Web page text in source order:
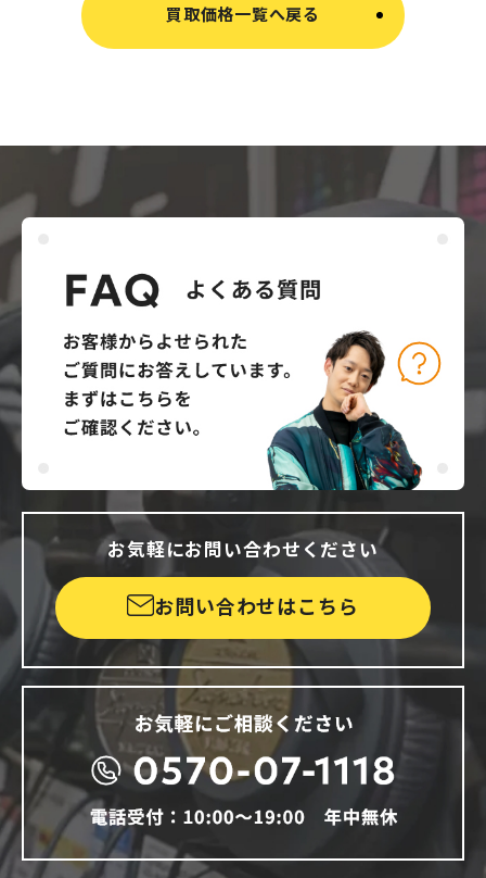
買取価格一覧へ戻る
お気軽にお問い合わせください
お問い合わせはこちら